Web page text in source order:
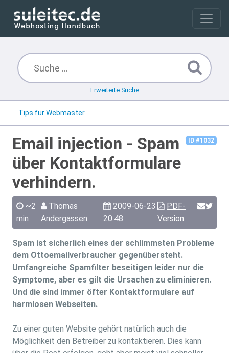
Erweiterte Suche
Tips für Webmaster
ID #1032
Email injection - Spam
über Kontaktformulare
verhindern.
~2
min
Thomas
Andergassen
2009-06-23
20:48
PDF-
Version
Spam ist sicherlich eines der schlimmsten Probleme
dem Ottoemailverbraucher gegenübersteht.
Umfangreiche Spamfilter beseitigen leider nur die
Symptome, aber es gilt die Ursachen zu eliminieren.
Und die sind immer öfter Kontaktformulare auf
harmlosen Webseiten.
Zu einer guten Website gehört natürlich auch die
Möglichkeit den Betreiber zu kontaktieren. Dies kann